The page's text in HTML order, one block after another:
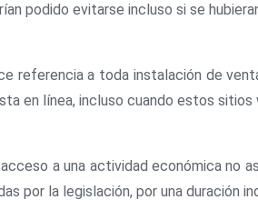
podido evitarse incluso si se
referencia a toda instalación de
en línea, incluso cuando estos
a una actividad económica no
por la legislación, por una duración